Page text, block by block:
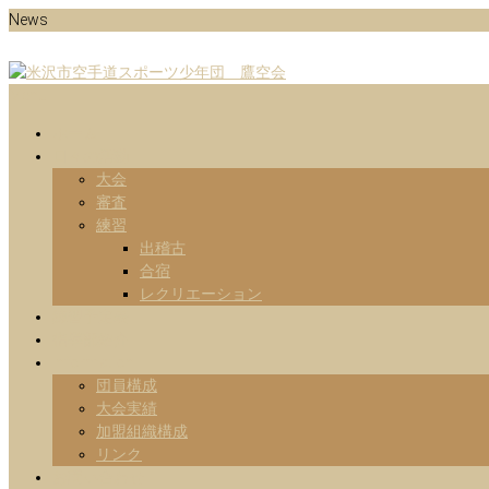
Skip
content
News
米沢市空手道スポーツ少年団 鷹
大会
審査
練習
出稽古
合宿
レクリエーション
団員構成
大会実績
加盟組織構成
リンク